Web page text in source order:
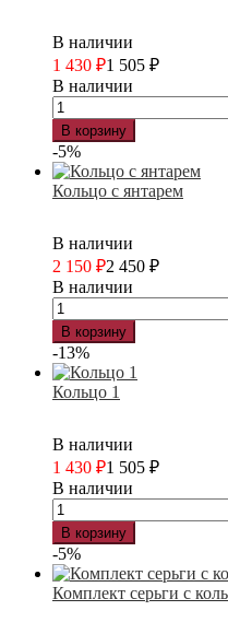
В наличии
1 430 ₽1 505 ₽
В наличии
В корзину
-5%
Кольцо с янтарем
В наличии
2 150 ₽2 450 ₽
В наличии
В корзину
-13%
Кольцо 1
В наличии
1 430 ₽1 505 ₽
В наличии
В корзину
-5%
Комплект серьги с